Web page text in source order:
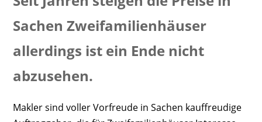
Sachen Zweifamilienhäuser
allerdings ist ein Ende nicht
abzusehen.
Makler sind voller Vorfreude in Sachen kauffreudige